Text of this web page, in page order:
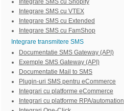
Integrare SMS cu Shopify
Integrare SMS cu VTEX
Integrare SMS cu Extended
Integrare SMS cu FamShop
Integrare transmitere SMS
Documentatie SMS Gateway (API)
Exemple SMS Gateway (API)
Documentatie Mail to SMS
Plugin-uri SMS pentru eCommerce
Integrari cu platforme eCommerce
Integrari cu platforme RPA/automation